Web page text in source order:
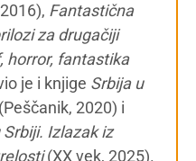
Fantastična
za drugačiji
horror, fantastika
je i knjige Srbija u
2020) i
Izlazak iz
(XX vek, 2025).